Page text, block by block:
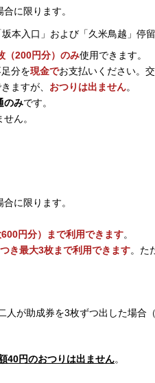
合に限ります。
入口」および「久米鳥越」停留
（200円分）のみ使用できます。
分を現金でお支払いください。
ますが、 おつりは出ません。
のみです。
ん。
合に限ります。
円分）まで利用できます。
き最大3枚まで利用できます。た
が助成券を3枚ずつ出した場合（
40円のおつりは出ません。